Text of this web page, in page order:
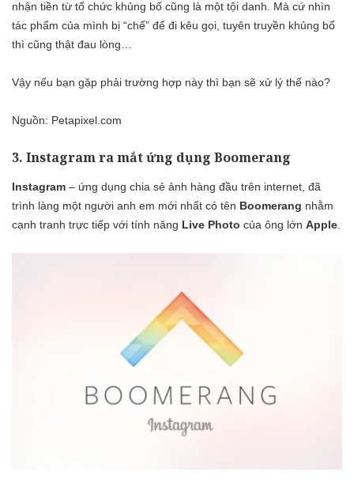
nhận tiền từ tổ chức khủng bố cũng là một tội danh. Mà cứ nhìn
tác phẩm của mình bị “chế” để đi kêu gọi, tuyên truyền khủng bố
thì cũng thật đau lòng…
Vậy nếu bạn gặp phải trường hợp này thì bạn sẽ xử lý thế nào?
Nguồn: Petapixel.com
3. Instagram ra mắt ứng dụng Boomerang
Instagram – ứng dụng chia sẻ ảnh hàng đầu trên internet, đã
trình làng một người anh em mới nhất có tên Boomerang nhằm
cạnh tranh trực tiếp với tính năng Live Photo của ông lớn Apple